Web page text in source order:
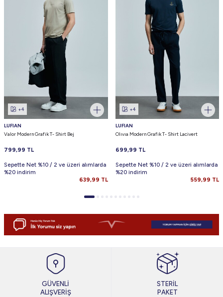
+4
LUFIAN
Valor Modern Grafik T- Shirt Bej
799,99 TL
Sepette Net %10 / 2 ve üzeri alımlarda
%20 indirim
639,99 TL
+4
LUFIAN
Olıvıa Modern Grafik T- Shirt Lacivert
699,99 TL
Sepette Net %10 / 2 ve üzeri alımlarda
%20 indirim
559,99 TL
GÜVENLİ
ALIŞVERİŞ
STERİL
PAKET